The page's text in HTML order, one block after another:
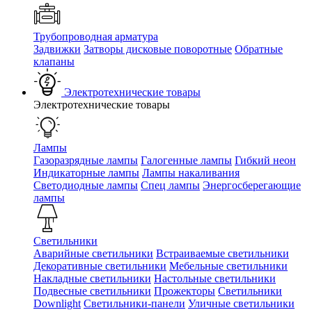
Трубопроводная арматура
Задвижки Затворы дисковые поворотные Обратные
клапаны
Электротехнические товары
Электротехнические товары
Лампы
Газоразрядные лампы Галогенные лампы Гибкий неон
Индикаторные лампы Лампы накаливания
Светодиодные лампы Спец лампы Энергосберегающие
лампы
Светильники
Аварийные светильники Встраиваемые светильники
Декоративные светильники Мебельные светильники
Накладные светильники Настольные светильники
Подвесные светильники Прожекторы Светильники
Downlight Светильники-панели Уличные светильники